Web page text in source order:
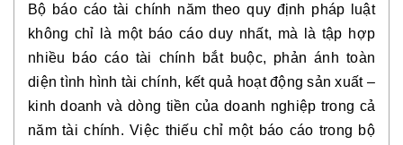
Bộ báo cáo tài chính năm theo quy định pháp luật
không chỉ là một báo cáo duy nhất, mà là tập hợp
nhiều báo cáo tài chính bắt buộc, phản ánh toàn
diện tình hình tài chính, kết quả hoạt động sản xuất –
kinh doanh và dòng tiền của doanh nghiệp trong cả
năm tài chính. Việc thiếu chỉ một báo cáo trong bộ